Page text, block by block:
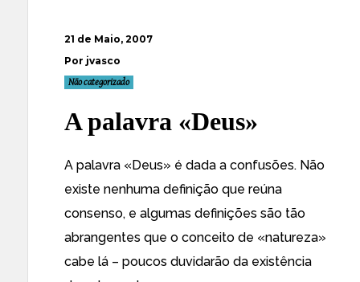
21 de Maio, 2007
Por jvasco
Não categorizado
A palavra «Deus»
A palavra «Deus» é dada a confusões. Não
existe nenhuma definição que reúna
consenso, e algumas definições são tão
abrangentes que o conceito de «natureza»
cabe lá – poucos duvidarão da existência